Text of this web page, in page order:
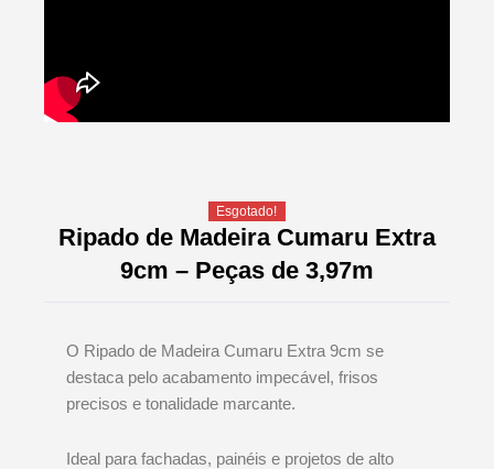
Esgotado!
Ripado de Madeira Cumaru Extra
9cm – Peças de 3,97m
O Ripado de Madeira Cumaru Extra 9cm se
destaca pelo acabamento impecável, frisos
precisos e tonalidade marcante.
Ideal para fachadas, painéis e projetos de alto